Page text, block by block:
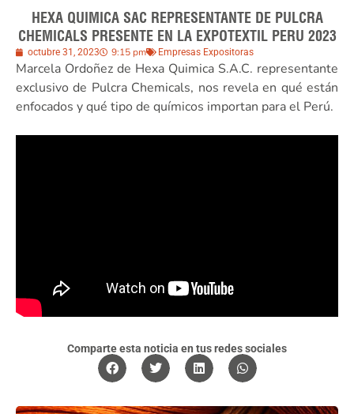
HEXA QUIMICA SAC REPRESENTANTE DE PULCRA
CHEMICALS PRESENTE EN LA EXPOTEXTIL PERU 2023
octubre 31, 2023 9:15 pm Empresas Expositoras
Marcela Ordoñez de Hexa Quimica S.A.C. representante
exclusivo de Pulcra Chemicals, nos revela en qué están
enfocados y qué tipo de químicos importan para el Perú.
Comparte esta noticia en tus redes sociales